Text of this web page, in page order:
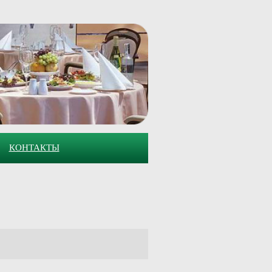
КОНТАКТЫ